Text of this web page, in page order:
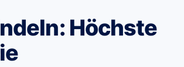
Höchste